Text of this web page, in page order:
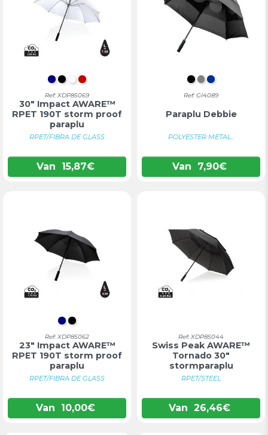
DONKERBLAUW
ZWART
WITROOD
Ref: XDP85069
30" Impact AWARE™
RPET 190T storm proof
paraplu
RPET/FIBRA DE GLASS
Van 15,87€
ZWART
GRIJSBLAUW
Ref: GI4089
Paraplu Debbie
POLYESTER METAL...
Van 7,90€
DONKERBLAUW
ZWART
Ref: XDP85062
23" Impact AWARE™
RPET 190T storm proof
paraplu
RPET/FIBRA DE GLASS
Van 10,00€
Ref: XDP85044
Swiss Peak AWARE™
Tornado 30"
stormparaplu
RPET/STEEL
Van 26,46€